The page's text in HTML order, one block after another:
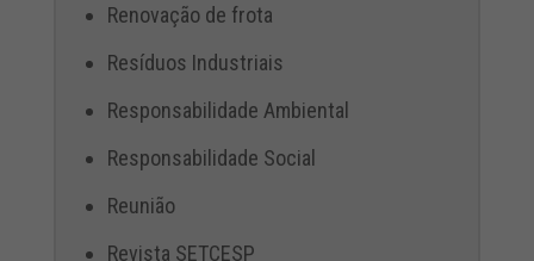
Renovação de frota
Resíduos Industriais
Responsabilidade Ambiental
Responsabilidade Social
Reunião
Revista SETCESP